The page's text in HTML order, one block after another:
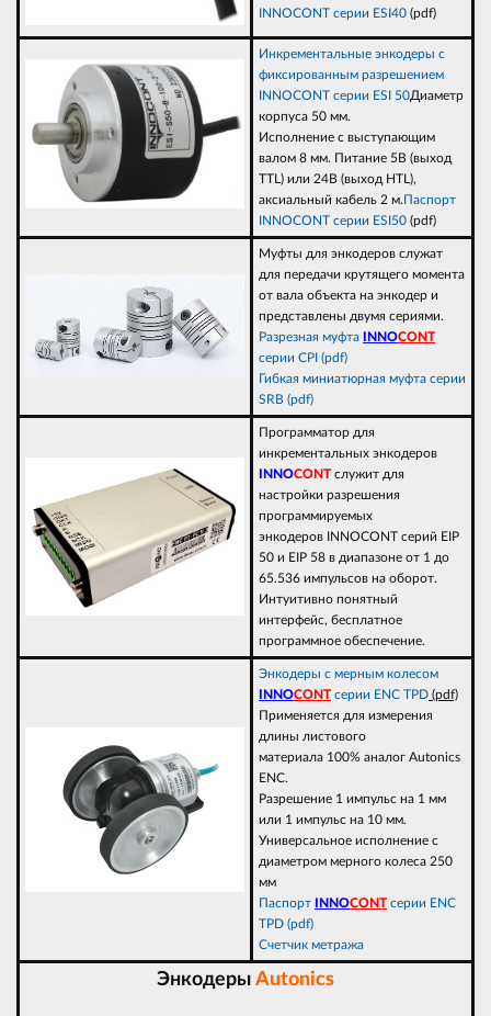
INNOCONT серии ESI40 (pdf)
Инкрементальные энкодеры с
фиксированным разрешением
INNOCONT серии ESI 50Диаметр
корпуса 50 мм.
Исполнение с выступающим
валом 8 мм. Питание 5В (выход
TTL) или 24В (выход НTL),
аксиальный кабель 2 м.Паспорт
INNOCONT серии ESI50 (pdf)
Муфты для энкодеров служат
для передачи крутящего момента
от вала объекта на энкодер и
представлены двумя сериями.
Разрезная муфта INNOCONT
серии CPI (pdf)
Гибкая миниатюрная муфта серии
SRB (pdf)
Программатор для
инкрементальных энкодеров
INNOCONT служит для
настройки разрешения
программируемых
энкодеров INNOCONT серий EIP
50 и EIP 58 в диапазоне от 1 до
65.536 импульсов на оборот.
Интуитивно понятный
интерфейс, бесплатное
программное обеспечение.
Энкодеры с мерным колесом
INNOCONT серии ENC TPD (pdf)
Применяется для измерения
длины листового
материала 100% аналог Autonics
ENC.
Разрешение 1 импульс на 1 мм
или 1 импульс на 10 мм.
Универсальное исполнение с
диаметром мерного колеса 250
мм
Паспорт INNOCONT серии ENC
TPD (pdf)
Счетчик метража
Энкодеры Autonics